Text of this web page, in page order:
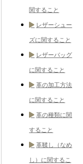
関すること
レザーシュー
ズに関すること
レザーバッグ
に関すること
革の加工方法
に関すること
革の種類に関
すること
革鞣し（なめ
し）に関するこ